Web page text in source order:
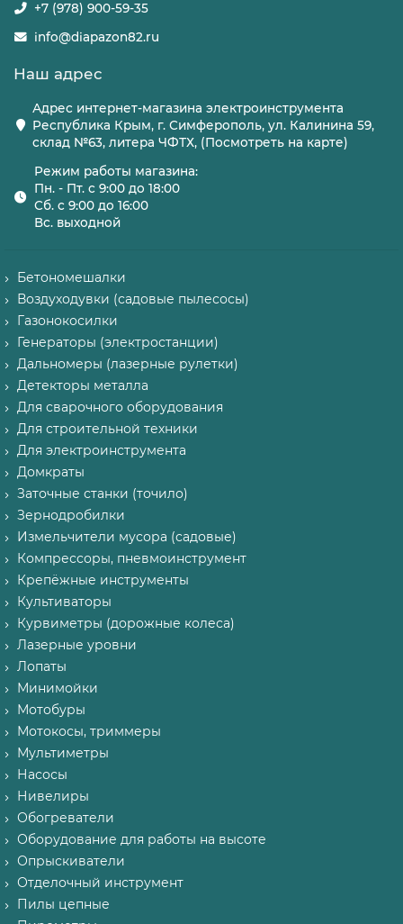
+7 (978) 900-59-35
info@diapazon82.ru
Наш адрес
Адрес интернет-магазина электроинструмента
Республика Крым, г. Симферополь, ул. Калинина 59,
склад №63, литера ЧФТХ, (Посмотреть на карте)
Режим работы магазина:
Пн. - Пт. с 9:00 до 18:00
Сб. с 9:00 до 16:00
Вс. выходной
Бетономешалки
Воздуходувки (садовые пылесосы)
Газонокосилки
Генераторы (электростанции)
Дальномеры (лазерные рулетки)
Детекторы металла
Для сварочного оборудования
Для строительной техники
Для электроинструмента
Домкраты
Заточные станки (точило)
Зернодробилки
Измельчители мусора (садовые)
Компрессоры, пневмоинструмент
Крепёжные инструменты
Культиваторы
Курвиметры (дорожные колеса)
Лазерные уровни
Лопаты
Минимойки
Мотобуры
Мотокосы, триммеры
Мультиметры
Насосы
Нивелиры
Обогреватели
Оборудование для работы на высоте
Опрыскиватели
Отделочный инструмент
Пилы цепные